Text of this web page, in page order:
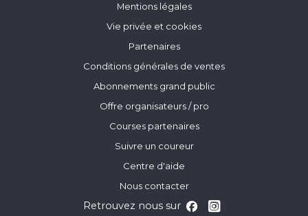
Mentions légales
Vie privée et cookies
Partenaires
Conditions générales de ventes
Abonnements grand public
Offre organisateurs / pro
Courses partenaires
Suivre un coureur
Centre d'aide
Nous contacter
Retrouvez nous sur